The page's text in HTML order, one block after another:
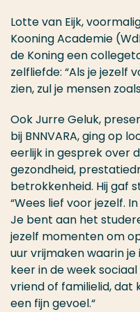
Lotte van Eijk,
Kooning Academie
de Koning een
zelfliefde: “Als je jezelf
zien, zul je mensen
Ook Jurre Geluk,
bij BNNVARA, ging op
eerlijk in gesprek over
gezondheid,
betrokkenheid. Hij gaf
“Wees lief voor jezelf.
Je bent aan het
jezelf momenten om
uur vrijmaken waarin
keer in de week
vriend of familielid, dat
een fijn gevoel.“